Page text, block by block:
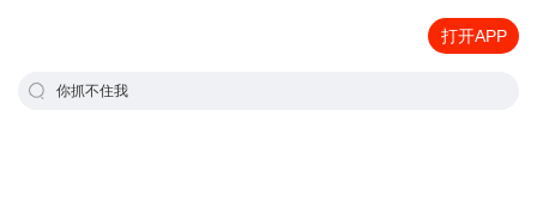
打开APP
你抓不住我